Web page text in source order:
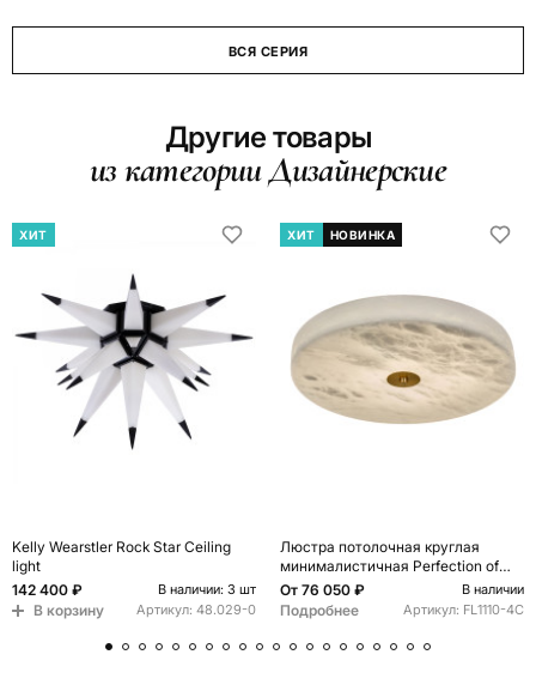
ВСЯ СЕРИЯ
Другие товары
из категории Дизайнерские
ХИТ
Kelly Wearstler Rock Star Ceiling
light
142 400 ₽
В наличии: 3 шт
В корзину Артикул: 48.029-0
ХИТ НОВИНКА
Люстра потолочная круглая
минималистичная Perfection of
Geometry
От 76 050 ₽ В наличии
Подробнее Артикул: FL1110-4C